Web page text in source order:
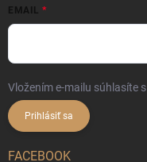
EMAIL
Vložením e-mailu súhlasíte s
Prihlásiť sa
FACEBOOK